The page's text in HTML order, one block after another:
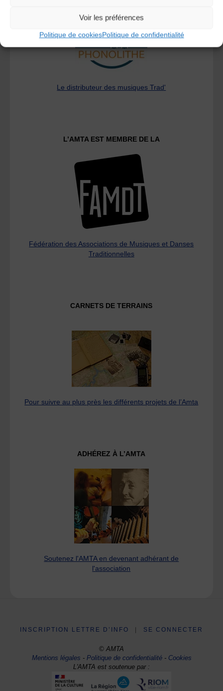
Voir les préférences
Politique de cookiesPolitique de confidentialité
Le distributeur des musiques Trad'
L’AMTA EST MEMBRE DE LA
Fédération des Associations de Musiques et Danses
Traditionnelles
CARNETS DE TERRAINS
Pour suivre au plus près les différents projets de l’Amta
ADHÉREZ À L’AMTA
Soutenez l'AMTA en devenant adhérant de
l'association
INSCRIPTION LETTRE D’INFO SE CONNECTER
© AMTA
Mentions légales -Politique de confidentialité- Cookies
L'AMTA est soutenue par :